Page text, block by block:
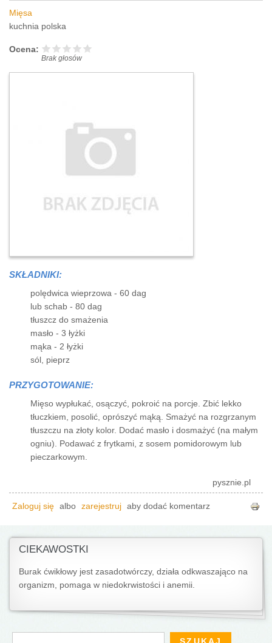
Mięsa
kuchnia polska
Ocena:
Brak głosów
SKŁADNIKI:
polędwica wieprzowa - 60 dag
lub schab - 80 dag
tłuszcz do smażenia
masło - 3 łyżki
mąka - 2 łyżki
sól, pieprz
PRZYGOTOWANIE:
Mięso wypłukać, osączyć, pokroić na porcje. Zbić lekko
tłuczkiem, posolić, oprószyć mąką. Smażyć na rozgrzanym
tłuszczu na złoty kolor. Dodać masło i dosmażyć (na małym
ogniu). Podawać z frytkami, z sosem pomidorowym lub
pieczarkowym.
pysznie.pl
Zaloguj się albo zarejestruj aby dodać komentarz
CIEKAWOSTKI
Burak ćwikłowy jest zasadotwórczy, działa odkwaszająco na
organizm, pomaga w niedokrwistości i anemii.
Formularz wyszukiwania
Szukaj